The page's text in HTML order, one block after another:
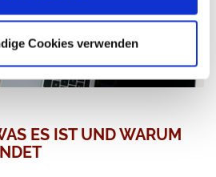
Cookies verwenden
ES IST UND WARUM